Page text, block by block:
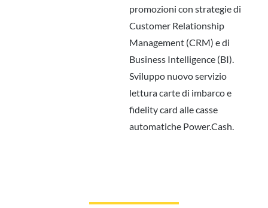
promozioni con strategie di
Customer Relationship
Management (CRM) e di
Business Intelligence (BI).
Sviluppo nuovo servizio
lettura carte di imbarco e
fidelity card alle casse
automatiche Power.Cash.